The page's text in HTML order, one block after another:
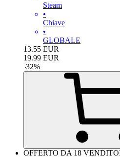
Steam
•
Chiave
•
GLOBALE
13.55 EUR
19.99 EUR
-32%
OFFERTO DA 18